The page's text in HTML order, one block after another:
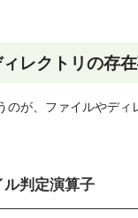
レクトリの存
のが、ファイルやディ
判定演算子